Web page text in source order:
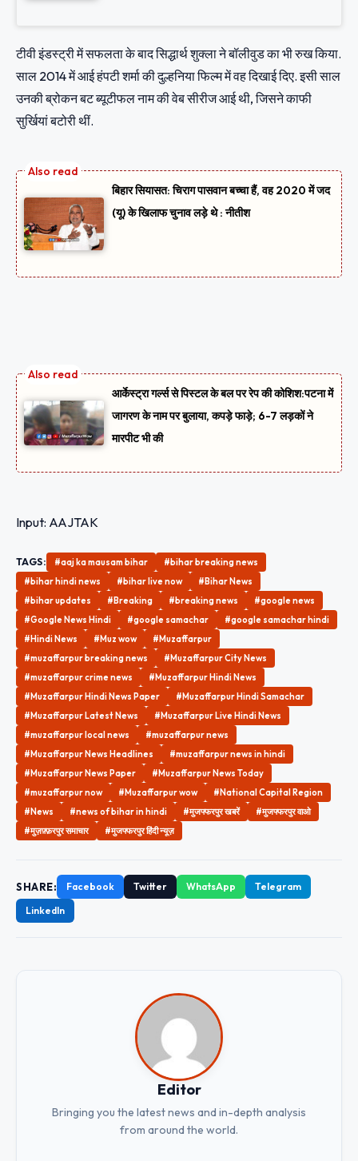
टीवी इंडस्ट्री में सफलता के बाद सिद्धार्थ शुक्ला ने बॉलीवुड का भी रुख किया.
साल 2014 में आई हंपटी शर्मा की दुल्हनिया फिल्म में वह दिखाई दिए. इसी साल
उनकी ब्रोकन बट ब्यूटीफल नाम की वेब सीरीज आई थी, जिसने काफी
सुर्खियां बटोरी थीं.
बिहार सियासत: चिराग पासवान बच्चा हैं, वह 2020 में जद
(यू) के खिलाफ चुनाव लड़े थे : नीतीश
आर्केस्ट्रा गर्ल्स से पिस्टल के बल पर रेप की कोशिश:पटना में
जागरण के नाम पर बुलाया, कपड़े फाड़े; 6-7 लड़कों ने
मारपीट भी की
Input: AAJTAK
TAGS: #aaj ka mausam bihar
#bihar breaking news
#bihar hindi news
#bihar live now
#Bihar News
#bihar updates
#Breaking #breaking news
#google news
#Google News Hindi
#google samachar
#google samachar hindi
#Hindi News
#Muz wow
#Muzaffarpur
#muzaffarpur breaking news
#Muzaffarpur City News
#muzaffarpur crime news
#Muzaffarpur Hindi News
#Muzaffarpur Hindi News Paper
#Muzaffarpur Hindi Samachar
#Muzaffarpur Latest News
#Muzaffarpur Live Hindi News
#muzaffarpur local news
#muzaffarpur news
#Muzaffarpur News Headlines
#muzaffarpur news in hindi
#Muzaffarpur News Paper
#Muzaffarpur News Today
#muzaffarpur now
#Muzaffarpur wow
#National Capital Region
#News
#news of bihar in hindi #मुजफ्फरपुर खबरें
#मुजफ्फरपुर वाओ
#मुज़फ़्फ़रपुर समाचार
#मुजफ्फरपुर हिंदी न्यूज़
SHARE: Facebook Twitter WhatsApp
Telegram
LinkedIn
Editor
Bringing you the latest news and in-depth analysis
from around the world.